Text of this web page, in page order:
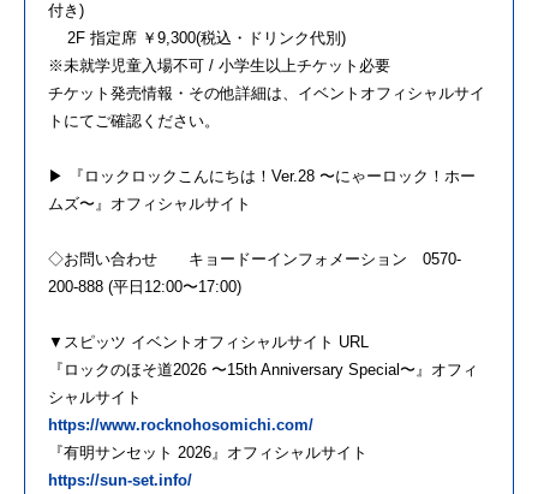
付き)
2F 指定席 ￥9,300(税込・ドリンク代別)
※未就学児童入場不可 / 小学生以上チケット必要
チケット発売情報・その他詳細は、イベントオフィシャルサイ
トにてご確認ください。
▶︎ 『ロックロックこんにちは！Ver.28 〜にゃーロック！ホー
ムズ〜』オフィシャルサイト
◇お問い合わせ キョードーインフォメーション 0570-
200-888 (平日12:00〜17:00)
▼スピッツ イベントオフィシャルサイト URL
『ロックのほそ道2026 〜15th Anniversary Special〜』オフィ
シャルサイト
https://www.rocknohosomichi.com/
『有明サンセット 2026』オフィシャルサイト
https://sun-set.info/